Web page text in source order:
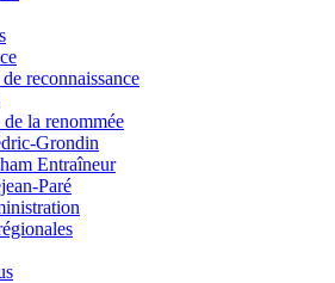
reconnaissance
la renommée
Grondin
Entraîneur
Paré